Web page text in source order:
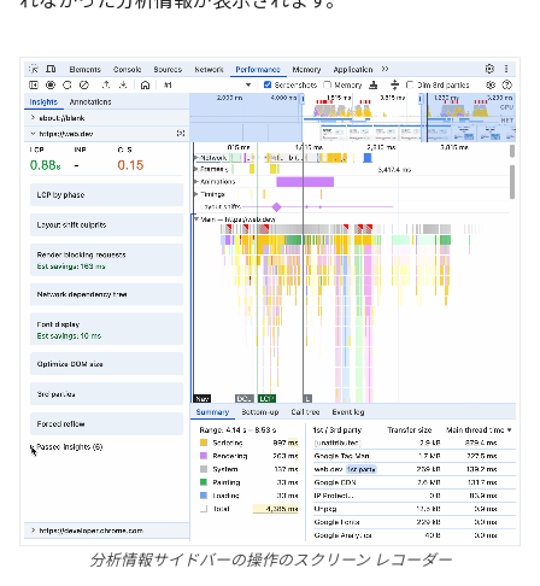
分析情報サイドバーの操作のスクリーン レコーダー